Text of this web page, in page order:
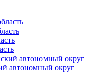
автономный округ
автономный округ